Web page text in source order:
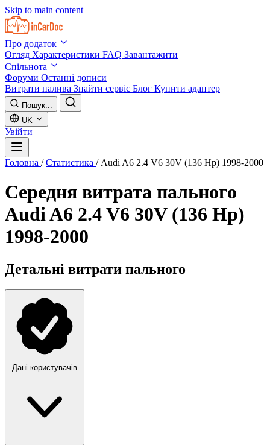
Skip to main content
Про додаток
Огляд Характеристики FAQ Завантажити
Спільнота
Форуми Останні дописи
Витрати палива Знайти сервіс Блог Купити адаптер
Пошук...
UK
Увійти
Головна / Статистика / Audi A6 2.4 V6 30V (136 Hp) 1998-2000
Середня витрата пального
Audi A6 2.4 V6 30V (136 Hp)
1998-2000
Детальні витрати пального
Дані користувачів